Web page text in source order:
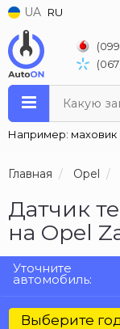
UA RU
Какую
Например: маховик
Главная Opel
Датчик
на Opel
Уточните
автомобиль:
Выберите